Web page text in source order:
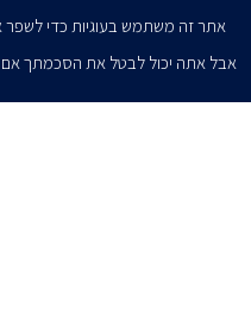
אני מאשר/ת בזאת להרצוג, פוקס,
הודעות והזמנות לאירועים וכנסים.
אתר זה משתמש בעוגיות כדי
אבל אתה יכול לבטל את הסכמתך